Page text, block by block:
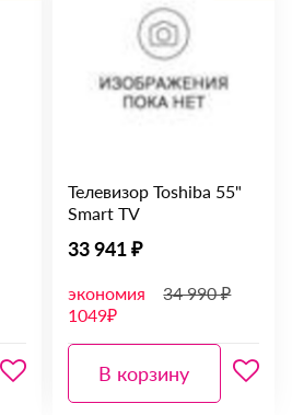
Телевизор Toshiba 55"
Smart TV
33 941 ₽
экономия
1049₽
34 990 ₽
В корзину